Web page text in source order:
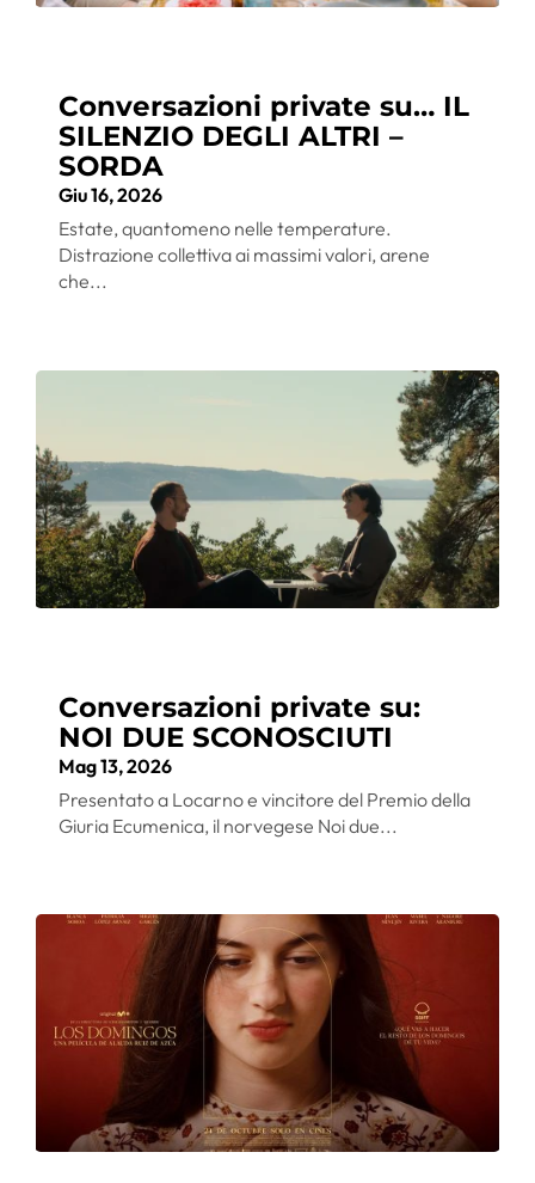
Conversazioni private su… IL
SILENZIO DEGLI ALTRI –
SORDA
Giu 16, 2026
Estate, quantomeno nelle temperature.
Distrazione collettiva ai massimi valori, arene
che...
Conversazioni private su:
NOI DUE SCONOSCIUTI
Mag 13, 2026
Presentato a Locarno e vincitore del Premio della
Giuria Ecumenica, il norvegese Noi due...